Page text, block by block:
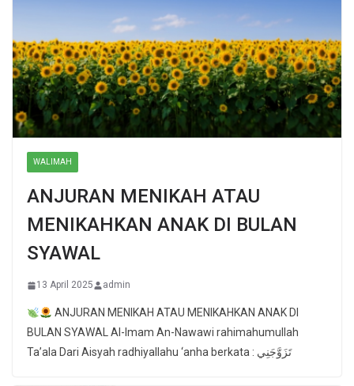
WALIMAH
ANJURAN MENIKAH ATAU
MENIKAHKAN ANAK DI BULAN
SYAWAL
13 April 2025 admin
ANJURAN MENIKAH ATAU MENIKAHKAN ANAK DI
BULAN SYAWAL Al-Imam An-Nawawi rahimahumullah
Ta’ala Dari Aisyah radhiyallahu ‘anha berkata : تَزَوَّجَنِي